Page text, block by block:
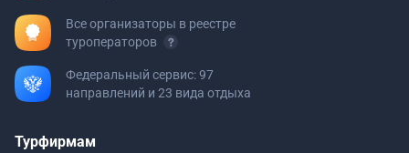
Все организаторы в реестре
туроператоров
Федеральный сервис: 97
направлений и 23 вида отдыха
Турфирмам